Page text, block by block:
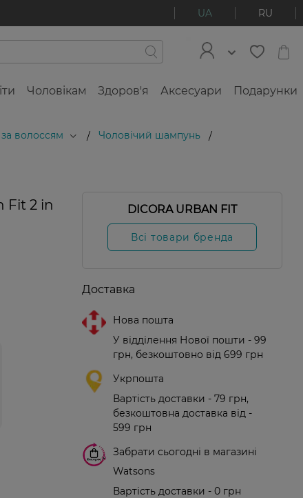
UA RU
Чоловікам Здоров'я Аксесуари Подарунки
волоссям / Чоловічий шампунь
/
Fit 2 in
DICORA URBAN FIT
Всі товари бренда
Доставка
Нова пошта
У відділення Нової пошти - 99
грн, безкоштовно від 699 грн
Укрпошта
Вартість доставки - 79 грн,
безкоштовна доставка від -
599 грн
Забрати сьогодні в магазині
Watsons
Вартість доставки - 0 грн